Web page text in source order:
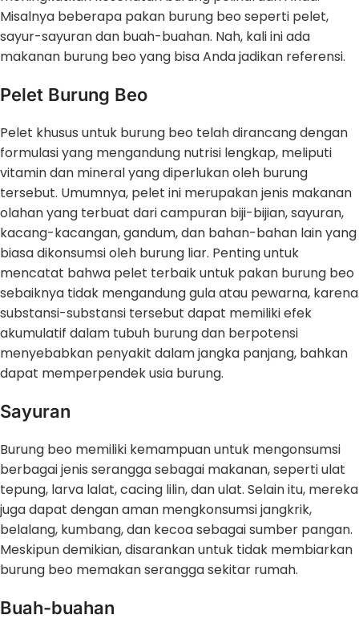
Misalnya beberapa pakan burung beo seperti pelet,
sayur-sayuran dan buah-buahan. Nah, kali ini ada
makanan burung beo yang bisa Anda jadikan referensi.
Pelet Burung Beo
Pelet khusus untuk burung beo telah dirancang dengan
formulasi yang mengandung nutrisi lengkap, meliputi
vitamin dan mineral yang diperlukan oleh burung
tersebut. Umumnya, pelet ini merupakan jenis makanan
olahan yang terbuat dari campuran biji-bijian, sayuran,
kacang-kacangan, gandum, dan bahan-bahan lain yang
biasa dikonsumsi oleh burung liar. Penting untuk
mencatat bahwa pelet terbaik untuk pakan burung beo
sebaiknya tidak mengandung gula atau pewarna, karena
substansi-substansi tersebut dapat memiliki efek
akumulatif dalam tubuh burung dan berpotensi
menyebabkan penyakit dalam jangka panjang, bahkan
dapat memperpendek usia burung.
Sayuran
Burung beo memiliki kemampuan untuk mengonsumsi
berbagai jenis serangga sebagai makanan, seperti ulat
tepung, larva lalat, cacing lilin, dan ulat. Selain itu, mereka
juga dapat dengan aman mengkonsumsi jangkrik,
belalang, kumbang, dan kecoa sebagai sumber pangan.
Meskipun demikian, disarankan untuk tidak membiarkan
burung beo memakan serangga sekitar rumah.
Buah-buahan